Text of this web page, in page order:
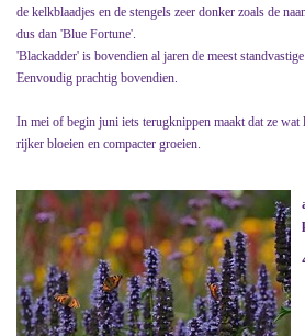
de kelkblaadjes en de stengels zeer donker zoals de
dus dan 'Blue Fortune'.
'Blackadder' is bovendien al jaren de meest
Eenvoudig prachtig bovendien.
In mei of begin juni iets terugknippen maakt dat ze wat
rijker bloeien en compacter groeien.